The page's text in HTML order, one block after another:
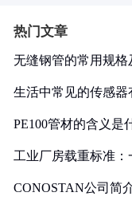
热门文章
无缝钢管的常用规格
生活中常见的传感器
PE100管材的含义是
工业厂房载重标准
CONOSTAN公司简